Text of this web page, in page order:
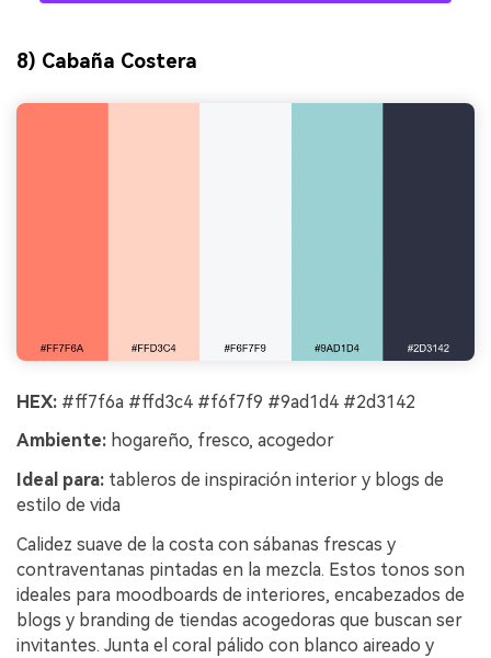
8) Cabaña Costera
HEX: #ff7f6a #ffd3c4 #f6f7f9 #9ad1d4 #2d3142
Ambiente: hogareño, fresco, acogedor
Ideal para: tableros de inspiración interior y blogs de
estilo de vida
Calidez suave de la costa con sábanas frescas y
contraventanas pintadas en la mezcla. Estos tonos son
ideales para moodboards de interiores, encabezados de
blogs y branding de tiendas acogedoras que buscan ser
invitantes. Junta el coral pálido con blanco aireado y